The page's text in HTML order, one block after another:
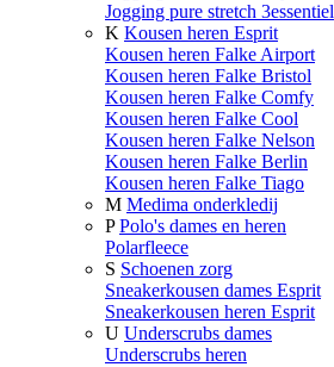
Jogging pure stretch 3essentiel
K Kousen heren Esprit
Kousen heren Falke Airport
Kousen heren Falke Bristol
Kousen heren Falke Comfy
Kousen heren Falke Cool
Kousen heren Falke Nelson
Kousen heren Falke Berlin
Kousen heren Falke Tiago
M Medima onderkledij
P Polo's dames en heren
Polarfleece
S Schoenen zorg
Sneakerkousen dames Esprit
Sneakerkousen heren Esprit
U Underscrubs dames
Underscrubs heren